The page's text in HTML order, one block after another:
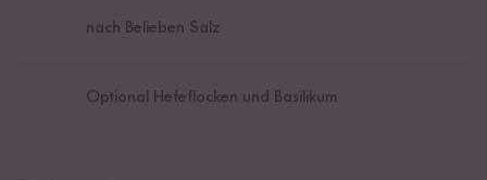
nach Belieben Salz
Optional Hefeflocken und Basilikum